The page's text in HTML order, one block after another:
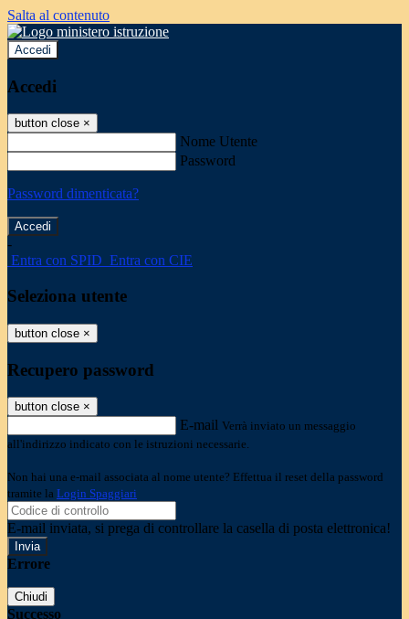
Salta al contenuto
Accedi
Accedi
button close ×
Nome Utente
Password
Password dimenticata?
-
Entra con SPID Entra con CIE
Seleziona utente
button close ×
Recupero password
button close ×
E-mail Verrà inviato un messaggio
all'indirizzo indicato con le istruzioni necessarie.
Non hai una e-mail associata al nome utente? Effettua il reset della password
tramite la Login Spaggiari
E-mail inviata, si prega di controllare la casella di posta elettronica!
Errore
Chiudi
Successo